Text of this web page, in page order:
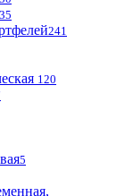
35
241
120
5